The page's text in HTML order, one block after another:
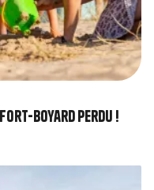
Boyard perdu !